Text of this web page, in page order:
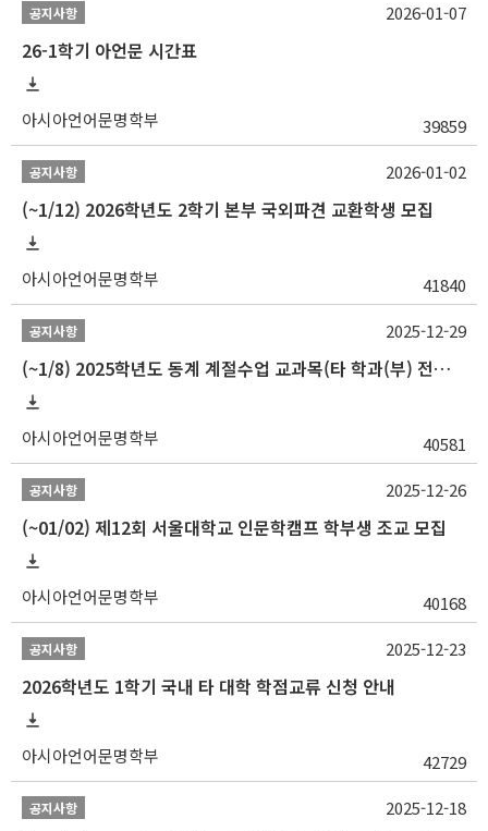
공지사항
26-1학기 아언문 시간표
아시아언어문명학부 39859
2026-01-07
공지사항
(~1/12) 2026학년도 2학기 본부 국외파견 교환학생 모집
아시아언어문명학부 41840
2026-01-02
공지사항
(~1/8) 2025학년도 동계 계절수업 교과목(타 학과(부) 전공 및 교양) 성적평가방법 선택제 신청 안내
아시아언어문명학부 40581
2025-12-29
공지사항
(~01/02) 제12회 서울대학교 인문학캠프 학부생 조교 모집
아시아언어문명학부 40168
2025-12-26
공지사항
2026학년도 1학기 국내 타 대학 학점교류 신청 안내
아시아언어문명학부 42729
2025-12-23
공지사항 2025-12-18